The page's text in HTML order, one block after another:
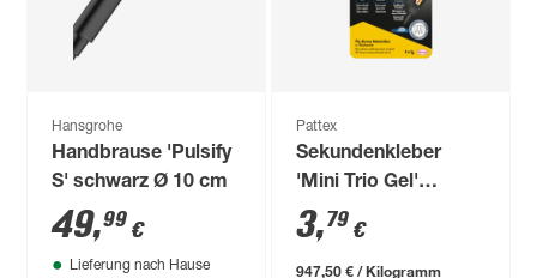
Hansgrohe
Handbrause 'Pulsify
S' schwarz Ø 10 cm
49,99 €
Lieferung nach Hause
Pattex
Sekundenkleber
'Mini Trio Gel'
transparent 3 x 1 g
3,79 €
947,50 € / Kilogramm